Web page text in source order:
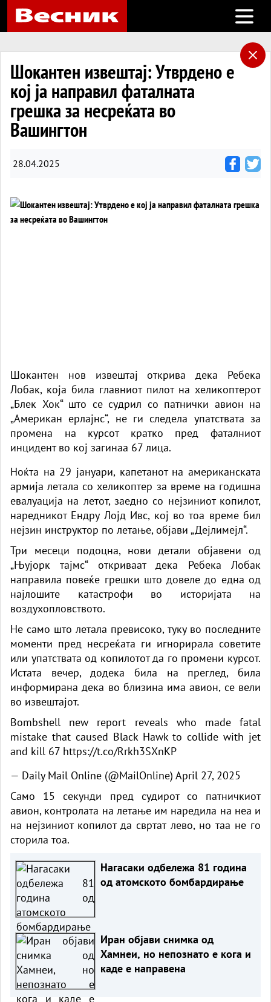
Open
Шокантен извештај: Утврдено е
кој ја направил фаталната
грешка за несреќата во
Вашингтон
28.04.2025
Шокантен нов извештај открива дека Ребека
Лобак, која била главниот пилот на хеликоптерот
„Блек Хок“ што се судрил со патнички авион на
„Американ ерлајнс“, не ги следела упатствата за
промена на курсот кратко пред фаталниот
инцидент во кој загинаа 67 лица.
Ноќта на 29 јануари, капетанот на американската
армија летала со хеликоптер за време на годишна
евалуација на летот, заедно со нејзиниот копилот,
наредникот Ендру Лојд Ивс, кој во тоа време бил
нејзин инструктор по летање, објави „Дејлимејл“.
Три месеци подоцна, нови детали објавени од
„Њујорк тајмс“ откриваат дека Ребека Лобак
направила повеќе грешки што довеле до една од
најлошите катастрофи во историјата на
воздухопловството.
Не само што летала превисоко, туку во последните
моменти пред несреќата ги игнорирала советите
или упатствата од копилотот да го промени курсот.
Истата вечер, додека била на преглед, била
информирана дека во близина има авион, се вели
во извештајот.
Bombshell new report reveals who made fatal
mistake that caused Black Hawk to collide with jet
and kill 67 https://t.co/Rrkh3SXnKP
— Daily Mail Online (@MailOnline) April 27, 2025
Само 15 секунди пред судирот со патничкиот
авион, контролата на летање им наредила на неа и
на нејзиниот копилот да свртат лево, но таа не го
сторила тоа.
Нагасаки одбележа 81 година
од атомското бомбардирање
Иран објави снимка од
Хамнеи, но непознато е кога и
каде е направена